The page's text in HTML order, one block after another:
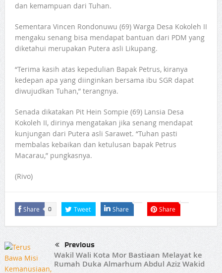
dan kemampuan dari Tuhan.
Sementara Vincen Rondonuwu (69) Warga Desa Kokoleh II
mengaku senang bisa mendapat bantuan dari PDM yang
diketahui merupakan Putera asli Likupang.
“Terima kasih atas kepedulian Bapak Petrus, kiranya
kedepan apa yang diinginkan bersama ibu SGR dapat
diwujudkan Tuhan,” terangnya.
Senada dikatakan Pit Hein Sompie (69) Lansia Desa
Kokoleh II, dirinya mengatakan jika senang mendapat
kunjungan dari Putera asli Sarawet. “Tuhan pasti
membalas kebaikan dan ketulusan bapak Petrus
Macarau,” pungkasnya.
(Rivo)
Share 0 Tweet Share Share
Previous
Wakil Wali Kota Mor Bastiaan Melayat ke
Rumah Duka Almarhum Abdul Aziz Wakid